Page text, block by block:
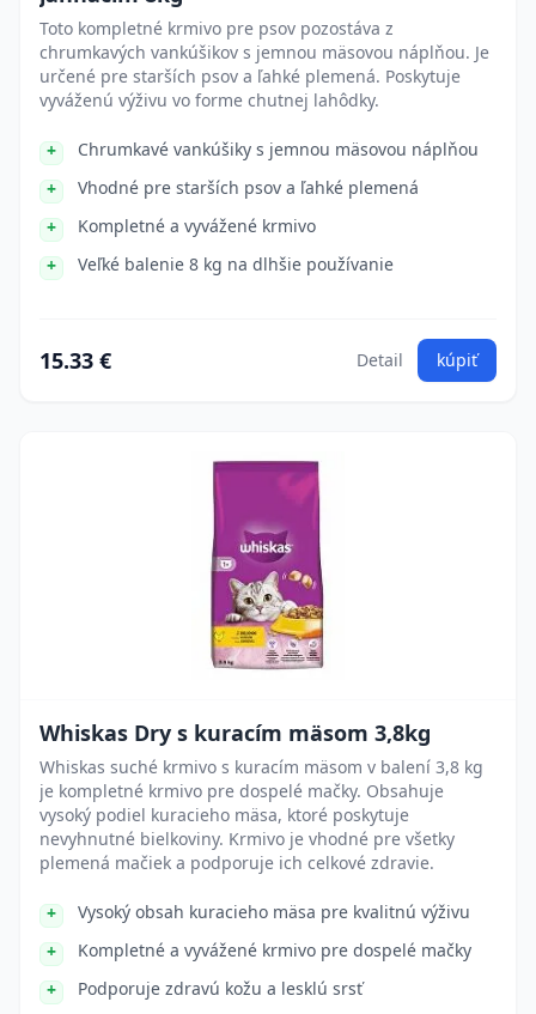
Toto kompletné krmivo pre psov pozostáva z
chrumkavých vankúšikov s jemnou mäsovou náplňou. Je
určené pre starších psov a ľahké plemená. Poskytuje
vyváženú výživu vo forme chutnej lahôdky.
Chrumkavé vankúšiky s jemnou mäsovou náplňou
Vhodné pre starších psov a ľahké plemená
Kompletné a vyvážené krmivo
Veľké balenie 8 kg na dlhšie používanie
15.33 € Detail kúpiť
Whiskas Dry s kuracím mäsom 3,8kg
Whiskas suché krmivo s kuracím mäsom v balení 3,8 kg
je kompletné krmivo pre dospelé mačky. Obsahuje
vysoký podiel kuracieho mäsa, ktoré poskytuje
nevyhnutné bielkoviny. Krmivo je vhodné pre všetky
plemená mačiek a podporuje ich celkové zdravie.
Vysoký obsah kuracieho mäsa pre kvalitnú výživu
Kompletné a vyvážené krmivo pre dospelé mačky
Podporuje zdravú kožu a lesklú srsť